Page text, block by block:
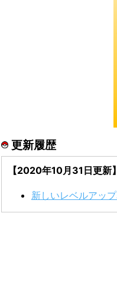
更新履歴
【2020年10月31日更新】
新しいレベルアッ